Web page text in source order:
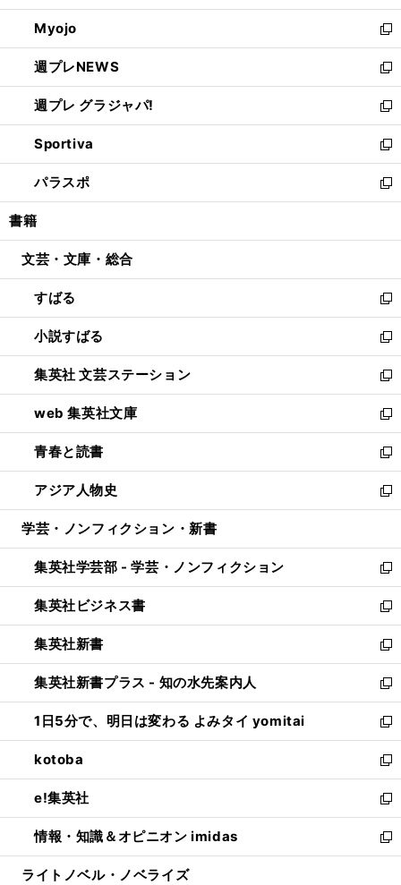
開
く
ウ
で
開
く
ン
ド
ウ
で
開
く
ウ
ィ
ン
ド
ウ
で
開
く
Myojo
新
し
い
ウ
ィ
ン
ド
ウ
で
開
週プレNEWS
新
し
い
ウ
ィ
ン
ド
ウ
開
週プレ グラジャパ!
新
し
い
ウ
ィ
ン
ウ
開
く
Sportiva
新
し
い
ウ
ン
ウ
で
開
く
パラスポ
新
し
ウ
ン
ド
ウ
で
開
く
書籍
文芸・文庫・総合
すばる
新
し
い
ウ
ィ
ン
ド
ウ
で
開
く
小説すばる
新
し
い
ウ
ィ
ン
ド
ウ
で
開
集英社 文芸ステーション
新
し
い
ウ
ィ
ン
ド
ウ
開
く
web 集英社文庫
新
し
い
ウ
ィ
ン
ウ
で
開
く
青春と読書
新
し
い
ウ
ン
ド
ウ
で
開
く
アジア人物史
新
し
ウ
ィ
ン
ド
ウ
で
開
く
学芸・ノンフィクション・新書
集英社学芸部 - 学芸・ノンフィクション
新
し
い
ウ
ィ
ン
ド
ウ
で
開
く
集英社ビジネス書
新
し
い
ウ
ィ
ン
ド
ウ
で
開
く
集英社新書
新
し
い
ウ
ィ
ン
ド
ウ
で
開
く
集英社新書プラス - 知の水先案内人
新
し
い
ウ
ィ
ン
ド
ウ
で
開
1日5分で、明日は変わる よみタイ yomitai
新
し
い
ウ
ィ
ン
ド
ウ
kotoba
新
し
い
ウ
ィ
ン
e!集英社
新
し
い
ウ
情報・知識＆オピニオン imidas
新
し
ライトノベル・ノベライズ